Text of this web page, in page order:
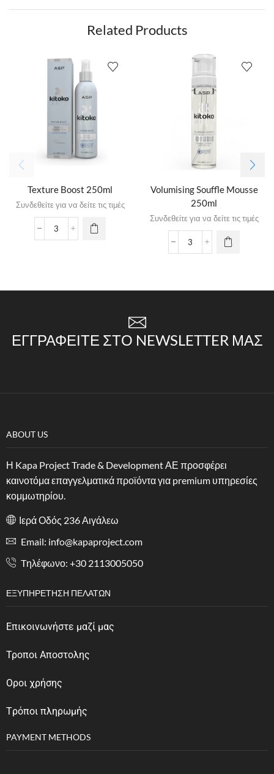
Related Products
Texture Boost 250ml
Συνδεθείτε για να δείτε τις τιμές
Volumising Souffle Mousse
250ml
Συνδεθείτε για να δείτε τις τιμές
ΕΓΓΡΑΦΕΊΤΕ ΣΤΟ NEWSLETTER ΜΑΣ
ABOUT US
Η Kapa Project Trade & Development ΑΕ προσφέρει
καινοτόμα επαγγελματικά προϊόντα για premium υπηρεσίες
κομμωτηρίου.
Ιερά Οδός 236 Αιγάλεω
Email: info@kapaproject.com
Tηλέφωνο: +30 2113005050
ΕΞΥΠΗΡΈΤΗΣΗ ΠΕΛΑΤΏΝ
Επικοινωνήστε μαζί μας
Τροποι Αποστολης
Οροι χρήσης
Tρόποι πληρωμής
PAYMENT METHODS